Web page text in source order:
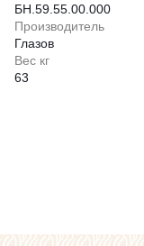
БН.59.55.00.000
Производитель
Глазов
Вес кг
63